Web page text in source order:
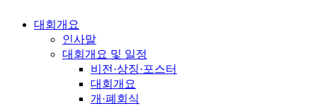
대회개요
인사말
대회개요 및 일정
비전·상징·포스터
대회개요
개·폐회식